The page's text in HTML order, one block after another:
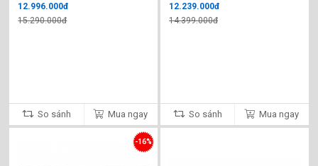
12.996.000đ
15.290.000đ
So sánh Mua ngay
12.239.000đ
14.399.000đ
So sánh Mua ngay
-16%